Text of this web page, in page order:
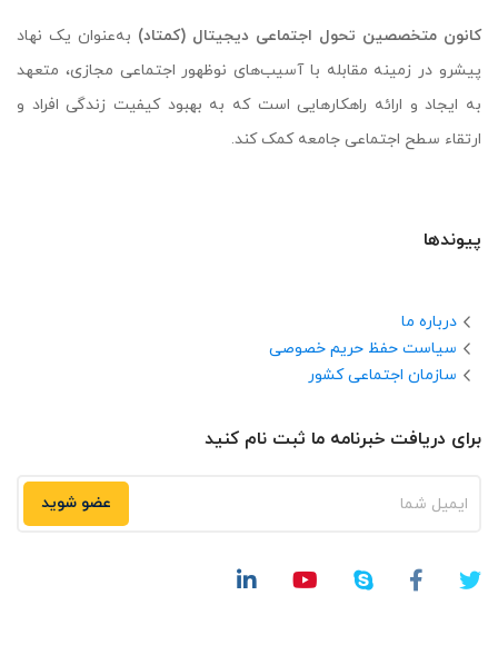
کانون متخصصین تحول اجتماعی دیجیتال (کمتاد) به‌عنوان یک نهاد
پیشرو در زمینه مقابله با آسیب‌های نوظهور اجتماعی مجازی، متعهد
به ایجاد و ارائه راهکارهایی است که به بهبود کیفیت زندگی افراد و
ارتقاء سطح اجتماعی جامعه کمک کند.
پیوندها
درباره ما
سیاست حفظ حریم خصوصی
سازمان اجتماعی کشور
برای دریافت خبرنامه ما ثبت نام کنید
عضو شوید